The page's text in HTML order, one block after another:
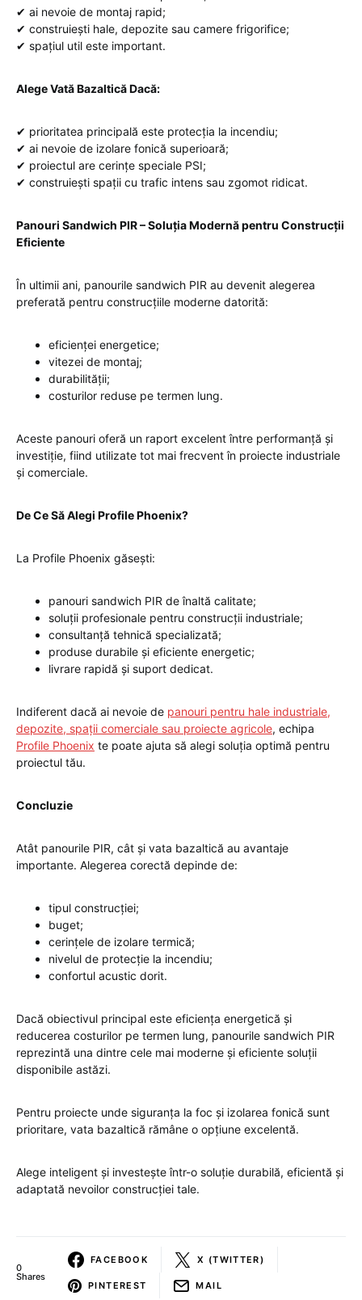
✔ ai nevoie de montaj rapid;
✔ construiești hale, depozite sau camere frigorifice;
✔ spațiul util este important.
Alege Vată Bazaltică Dacă:
✔ prioritatea principală este protecția la incendiu;
✔ ai nevoie de izolare fonică superioară;
✔ proiectul are cerințe speciale PSI;
✔ construiești spații cu trafic intens sau zgomot ridicat.
Panouri Sandwich PIR – Soluția Modernă pentru Construcții
Eficiente
În ultimii ani, panourile sandwich PIR au devenit alegerea
preferată pentru construcțiile moderne datorită:
eficienței energetice;
vitezei de montaj;
durabilității;
costurilor reduse pe termen lung.
Aceste panouri oferă un raport excelent între performanță și
investiție, fiind utilizate tot mai frecvent în proiecte industriale
și comerciale.
De Ce Să Alegi Profile Phoenix?
La Profile Phoenix găsești:
panouri sandwich PIR de înaltă calitate;
soluții profesionale pentru construcții industriale;
consultanță tehnică specializată;
produse durabile și eficiente energetic;
livrare rapidă și suport dedicat.
Indiferent dacă ai nevoie de panouri pentru hale industriale,
depozite, spații comerciale sau proiecte agricole, echipa
Profile Phoenix te poate ajuta să alegi soluția optimă pentru
proiectul tău.
Concluzie
Atât panourile PIR, cât și vata bazaltică au avantaje
importante. Alegerea corectă depinde de:
tipul construcției;
buget;
cerințele de izolare termică;
nivelul de protecție la incendiu;
confortul acustic dorit.
Dacă obiectivul principal este eficiența energetică și
reducerea costurilor pe termen lung, panourile sandwich PIR
reprezintă una dintre cele mai moderne și eficiente soluții
disponibile astăzi.
Pentru proiecte unde siguranța la foc și izolarea fonică sunt
prioritare, vata bazaltică rămâne o opțiune excelentă.
Alege inteligent și investește într-o soluție durabilă, eficientă și
adaptată nevoilor construcției tale.
0
Shares
FACEBOOK X (TWITTER)
PINTEREST MAIL